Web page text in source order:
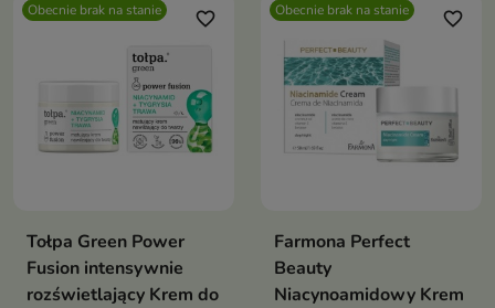
Obecnie brak na stanie favorite_border
Tołpa Green Power
Fusion intensywnie
rozświetlający Krem do
Obecnie brak na stanie favorite_border
Farmona Perfect
Beauty
Niacynoamidowy Krem